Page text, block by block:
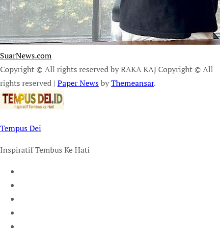
SuarNews.com
Copyright © All rights reserved by RAKA KAJ Copyright © All
rights reserved | Paper NewsbyThemeansar.
Tempus Dei
Inspiratif Tembus Ke Hati